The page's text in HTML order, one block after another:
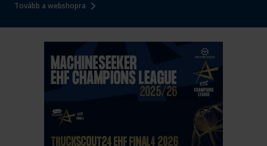
Tovább a webshopra